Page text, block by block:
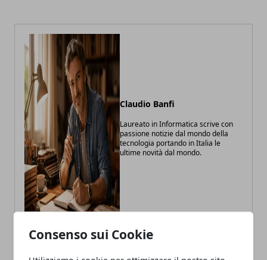
Consenso sui Cookie
Claudio Banfi
Laureato in Informatica scrive con
passione notizie dal mondo della
tecnologia portando in Italia le
ultime novità dal mondo.